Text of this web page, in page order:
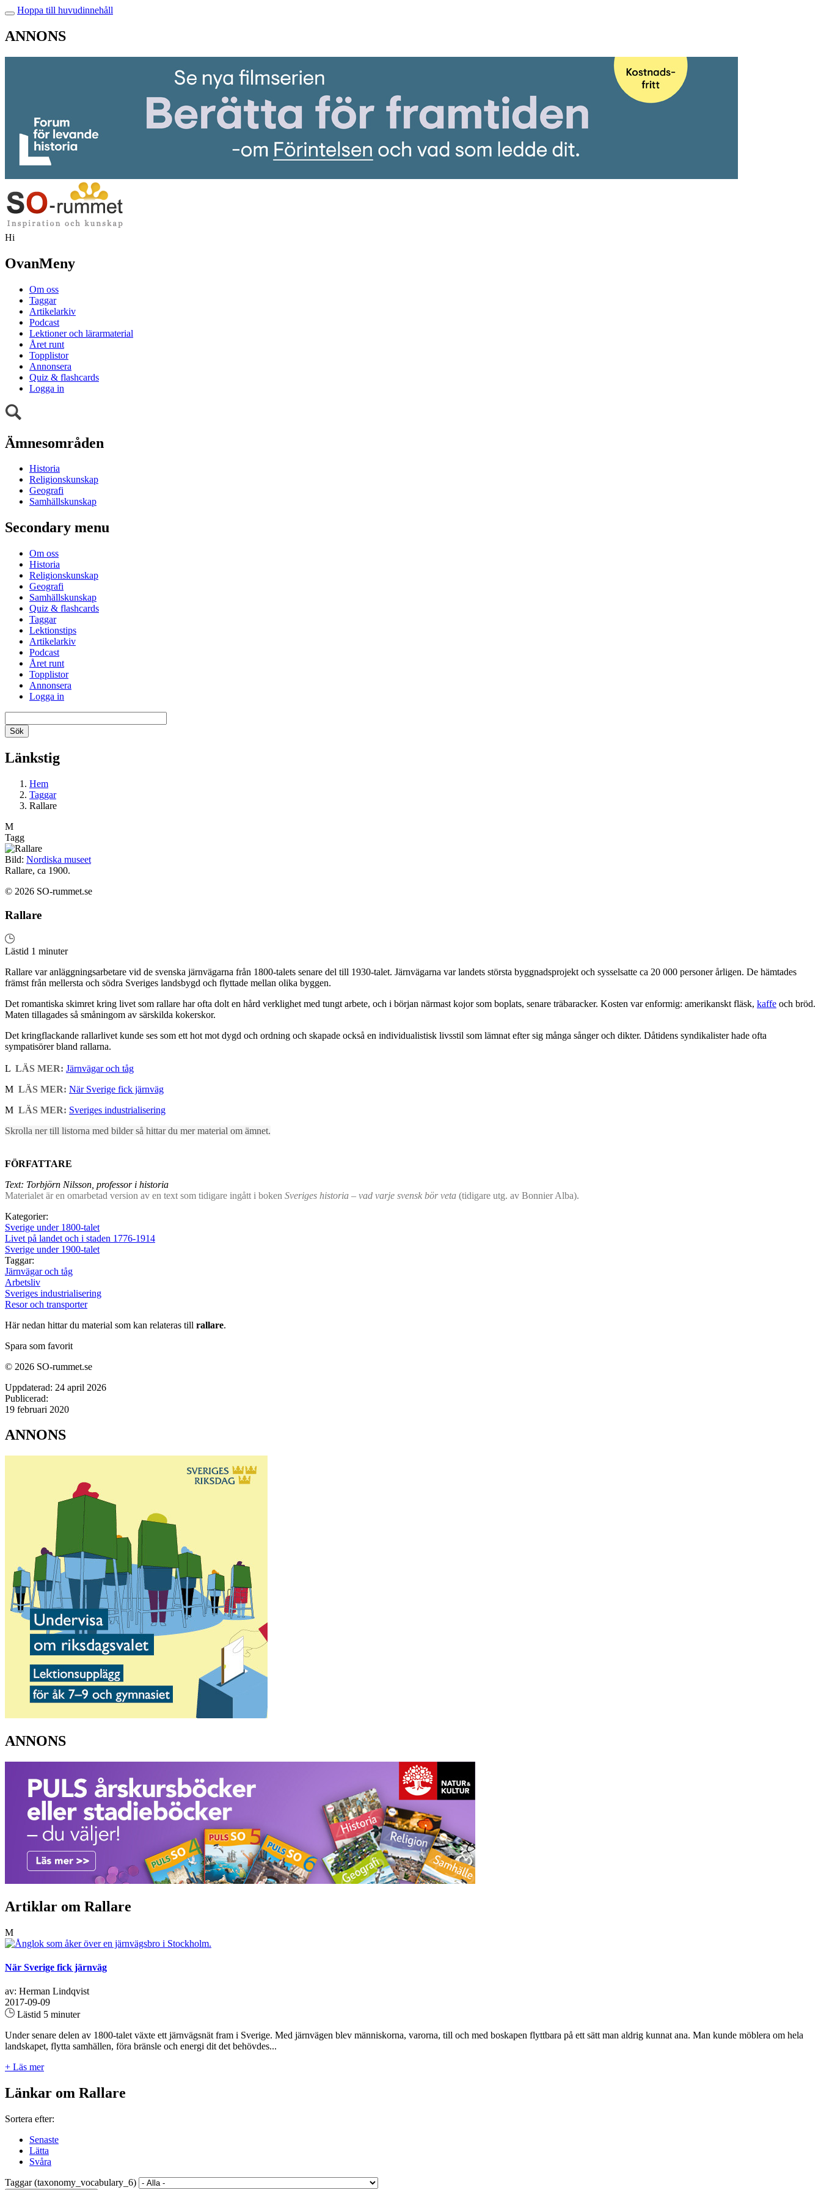
Hoppa till huvudinnehåll
ANNONS
Hi
OvanMeny
Om oss
Taggar
Artikelarkiv
Podcast
Lektioner och lärarmaterial
Året runt
Topplistor
Annonsera
Quiz & flashcards
Logga in
Ämnesområden
Historia
Religionskunskap
Geografi
Samhällskunskap
Secondary menu
Om oss
Historia
Religionskunskap
Geografi
Samhällskunskap
Quiz & flashcards
Taggar
Lektionstips
Artikelarkiv
Podcast
Året runt
Topplistor
Annonsera
Logga in
Länkstig
Hem
Taggar
Rallare
M
Tagg
Bild: Nordiska museet
Rallare, ca 1900.
© 2026 SO-rummet.se
Rallare
Lästid 1 minuter
Rallare var anläggningsarbetare vid de svenska järnvägarna från 1800-talets senare del till 1930-talet. Järnvägarna var landets största byggnadsprojekt och sysselsatte ca 20 000 personer årligen. De hämtades
främst från mellersta och södra Sveriges landsbygd och flyttade mellan olika byggen.
Det romantiska skimret kring livet som rallare har ofta dolt en hård verklighet med tungt arbete, och i början närmast kojor som boplats, senare träbaracker. Kosten var enformig: amerikanskt fläsk, kaffe och bröd.
Maten tillagades så småningom av särskilda kokerskor.
Det kringflackande rallarlivet kunde ses som ett hot mot dygd och ordning och skapade också en individualistisk livsstil som lämnat efter sig många sånger och dikter. Dåtidens syndikalister hade ofta
sympatisörer bland rallarna.
L LÄS MER: Järnvägar och tåg
M LÄS MER: När Sverige fick järnväg
M LÄS MER: Sveriges industrialisering
Skrolla ner till listorna med bilder så hittar du mer material om ämnet.
FÖRFATTARE
Text: Torbjörn Nilsson, professor i historia
Materialet är en omarbetad version av en text som tidigare ingått i boken Sveriges historia – vad varje svensk bör veta (tidigare utg. av Bonnier Alba).
Kategorier:
Sverige under 1800-talet
Livet på landet och i staden 1776-1914
Sverige under 1900-talet
Taggar:
Järnvägar och tåg
Arbetsliv
Sveriges industrialisering
Resor och transporter
Här nedan hittar du material som kan relateras till rallare.
Spara som favorit
© 2026 SO-rummet.se
Uppdaterad: 24 april 2026
Publicerad:
19 februari 2020
ANNONS
ANNONS
Artiklar om Rallare
M
När Sverige fick järnväg
av: Herman Lindqvist
2017-09-09
Lästid 5 minuter
Under senare delen av 1800-talet växte ett järnvägsnät fram i Sverige. Med järnvägen blev människorna, varorna, till och med boskapen flyttbara på ett sätt man aldrig kunnat ana. Man kunde möblera om hela
landskapet, flytta samhällen, föra bränsle och energi dit det behövdes...
+ Läs mer
Länkar om Rallare
Sortera efter:
Senaste
Lätta
Svåra
Taggar (taxonomy_vocabulary_6)